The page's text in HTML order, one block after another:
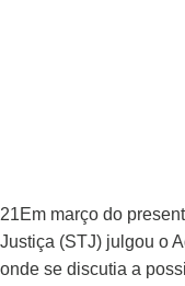
21Em março do
Justiça (STJ) julgou o
onde se discutia a